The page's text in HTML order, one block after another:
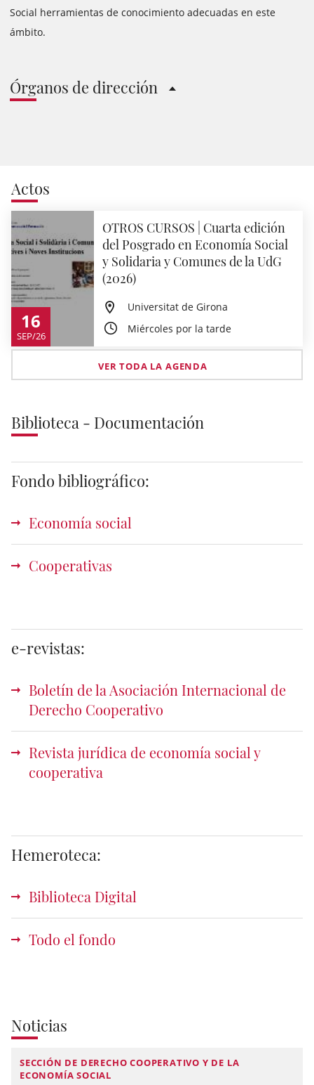
Social herramientas de conocimiento adecuadas en este
ámbito.
Órganos de dirección
Actos
16
SEP/26
OTROS CURSOS | Cuarta edición
del Posgrado en Economía Social
y Solidaria y Comunes de la UdG
(2026)
Universitat de Girona
Miércoles por la tarde
VER TODA LA AGENDA
Biblioteca - Documentación
Fondo bibliográfico:
Economía social
Cooperativas
e-revistas:
Boletín de la Asociación Internacional de
Derecho Cooperativo
Revista jurídica de economía social y
cooperativa
Hemeroteca:
Biblioteca Digital
Todo el fondo
Noticias
SECCIÓN DE DERECHO COOPERATIVO Y DE LA
ECONOMÍA SOCIAL